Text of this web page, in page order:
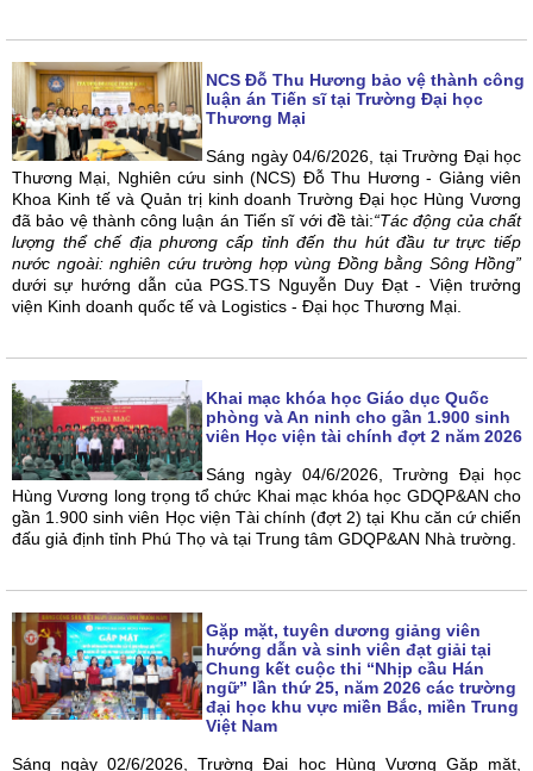
NCS Đỗ Thu Hương bảo vệ thành công
luận án Tiến sĩ tại Trường Đại học
Thương Mại
Sáng ngày 04/6/2026, tại Trường Đại học
Thương Mại, Nghiên cứu sinh (NCS) Đỗ Thu Hương - Giảng viên
Khoa Kinh tế và Quản trị kinh doanh Trường Đại học Hùng Vương
đã bảo vệ thành công luận án Tiến sĩ với đề tài:“Tác động của chất
lượng thể chế địa phương cấp tỉnh đến thu hút đầu tư trực tiếp
nước ngoài: nghiên cứu trường hợp vùng Đồng bằng Sông Hồng”
dưới sự hướng dẫn của PGS.TS Nguyễn Duy Đạt - Viện trưởng
viện Kinh doanh quốc tế và Logistics - Đại học Thương Mại.
Khai mạc khóa học Giáo dục Quốc
phòng và An ninh cho gần 1.900 sinh
viên Học viện tài chính đợt 2 năm 2026
Sáng ngày 04/6/2026, Trường Đại học
Hùng Vương long trọng tổ chức Khai mạc khóa học GDQP&AN cho
gần 1.900 sinh viên Học viện Tài chính (đợt 2) tại Khu căn cứ chiến
đấu giả định tỉnh Phú Thọ và tại Trung tâm GDQP&AN Nhà trường.
Gặp mặt, tuyên dương giảng viên
hướng dẫn và sinh viên đạt giải tại
Chung kết cuộc thi “Nhịp cầu Hán
ngữ” lần thứ 25, năm 2026 các trường
đại học khu vực miền Bắc, miền Trung
Việt Nam
Sáng ngày 02/6/2026, Trường Đại học Hùng Vương Gặp mặt,